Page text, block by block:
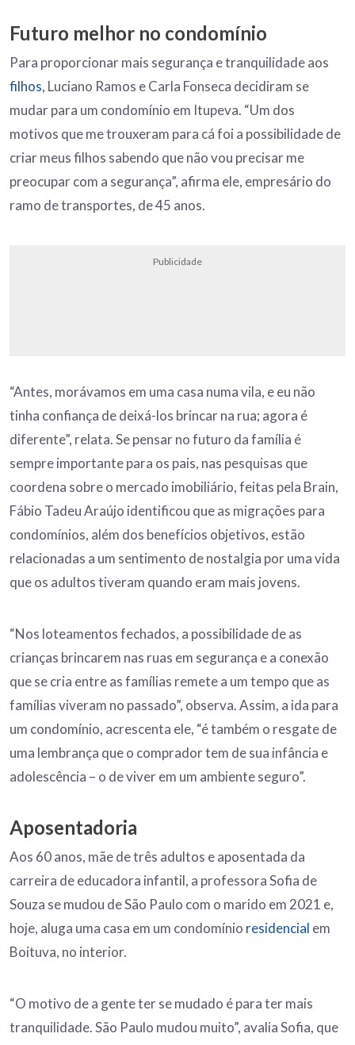
Futuro melhor no condomínio
Para proporcionar mais segurança e tranquilidade aos
filhos, Luciano Ramos e Carla Fonseca decidiram se
mudar para um condomínio em Itupeva. “Um dos
motivos que me trouxeram para cá foi a possibilidade de
criar meus filhos sabendo que não vou precisar me
preocupar com a segurança”, afirma ele, empresário do
ramo de transportes, de 45 anos.
Publicidade
“Antes, morávamos em uma casa numa vila, e eu não
tinha confiança de deixá-los brincar na rua; agora é
diferente”, relata. Se pensar no futuro da família é
sempre importante para os pais, nas pesquisas que
coordena sobre o mercado imobiliário, feitas pela Brain,
Fábio Tadeu Araújo identificou que as migrações para
condomínios, além dos benefícios objetivos, estão
relacionadas a um sentimento de nostalgia por uma vida
que os adultos tiveram quando eram mais jovens.
“Nos loteamentos fechados, a possibilidade de as
crianças brincarem nas ruas em segurança e a conexão
que se cria entre as famílias remete a um tempo que as
famílias viveram no passado”, observa. Assim, a ida para
um condomínio, acrescenta ele, “é também o resgate de
uma lembrança que o comprador tem de sua infância e
adolescência – o de viver em um ambiente seguro”.
Aposentadoria
Aos 60 anos, mãe de três adultos e aposentada da
carreira de educadora infantil, a professora Sofia de
Souza se mudou de São Paulo com o marido em 2021 e,
hoje, aluga uma casa em um condomínio residencial em
Boituva, no interior.
“O motivo de a gente ter se mudado é para ter mais
tranquilidade. São Paulo mudou muito”, avalia Sofia, que